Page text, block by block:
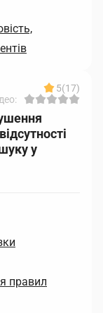
5(17)
у
правил